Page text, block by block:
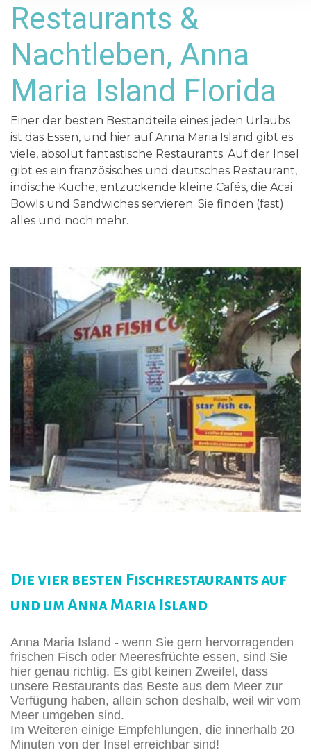
Restaurants &
Nachtleben, Anna
Maria Island Florida
Einer der besten Bestandteile eines jeden Urlaubs
ist das Essen, und hier auf Anna Maria Island gibt es
viele, absolut fantastische Restaurants. Auf der Insel
gibt es ein französisches und deutsches Restaurant,
indische Küche, entzückende kleine Cafés, die Acai
Bowls und Sandwiches servieren. Sie finden (fast)
alles und noch mehr.
Die vier besten Fischrestaurants auf
und um Anna Maria Island
Anna Maria Island - wenn Sie gern hervorragenden
frischen Fisch oder Meeresfrüchte essen, sind Sie
hier genau richtig. Es gibt keinen Zweifel, dass
unsere Restaurants das Beste aus dem Meer zur
Verfügung haben, allein schon deshalb, weil wir vom
Meer umgeben sind.
Im Weiteren einige Empfehlungen, die innerhalb 20
Minuten von der Insel erreichbar sind!